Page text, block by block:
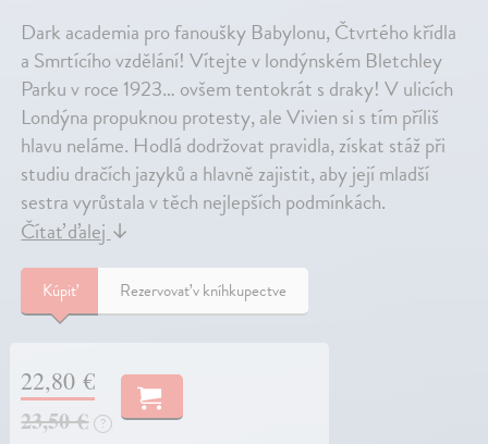
Dark academia pro fanoušky Babylonu, Čtvrtého křídla
a Smrtícího vzdělání! Vítejte v londýnském Bletchley
Parku v roce 1923… ovšem tentokrát s draky! V ulicích
Londýna propuknou protesty, ale Vivien si s tím příliš
hlavu neláme. Hodlá dodržovat pravidla, získat stáž při
studiu dračích jazyků a hlavně zajistit, aby její mladší
sestra vyrůstala v těch nejlepších podmínkách.
Čítať ďalej↓
Kúpiť Rezervovať v kníhkupectve
22,80 €
23,50 €
?